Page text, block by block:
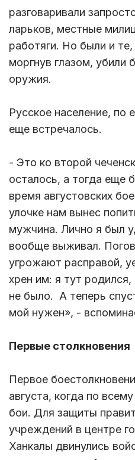
разговаривали
ларьков, местные
работяги. Но были и
моргнув глазом, убили
оружия.
Русское население, по
еще встречалось.
- Это ко второй
осталось, а тогда еще
время августовских
улочке нам вынес
мужчина. Лично я был
вообще выживал.
угрожают расправой,
хрен им: я тут родился,
не было. А теперь
мой нужен», -
Первые столкновения
Первое
августа, когда по
бои. Для защиты
учреждений в центре
Ханкалы двинулись